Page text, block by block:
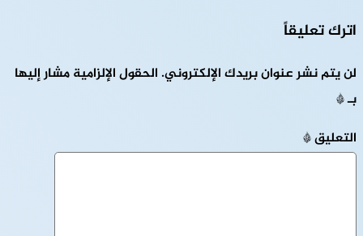
اترك تعليقاً
لن يتم نشر عنوان بريدك الإلكتروني. الحقول الإلزامية مشار إليها
بـ*
التعليق*